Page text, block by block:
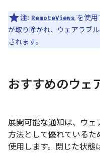
注: RemoteViews を使
が取り除かれ、ウェアラブ
されます。
おすすめのウェ
展開可能な通知は、ウェ
方法として優れているた
使用します。閉じた状態